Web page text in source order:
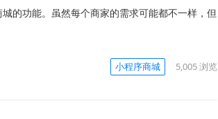
的功能。虽然每个商家的需求可能都不一样，但
小程序商城 5,005浏览